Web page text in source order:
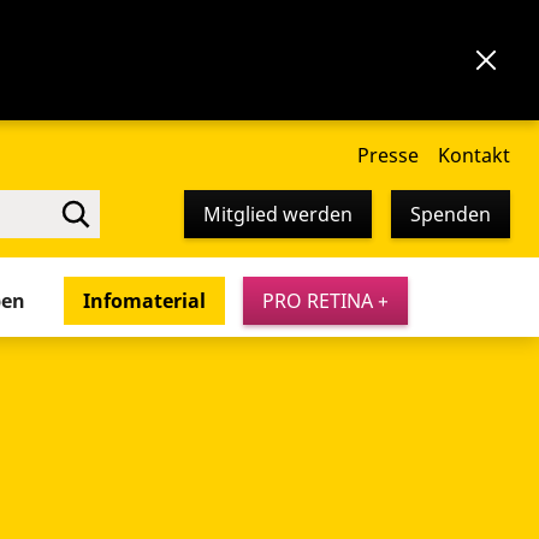
Presse Kontakt
Mitglied werden Spenden
Infomaterial PRO RETINA +